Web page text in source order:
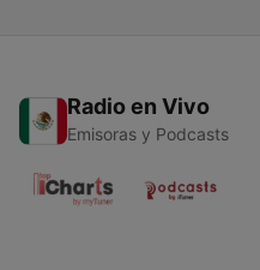
Radio en Vivo
Emisoras y Podcasts